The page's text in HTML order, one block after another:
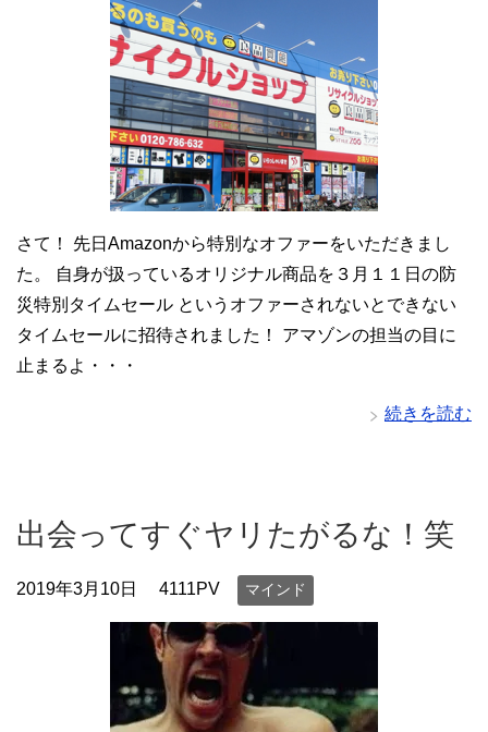
さて！ 先日Amazonから特別なオファーをいただきまし
た。 自身が扱っているオリジナル商品を３月１１日の防
災特別タイムセール というオファーされないとできない
タイムセールに招待されました！ アマゾンの担当の目に
止まるよ・・・
続きを読む
出会ってすぐヤリたがるな！笑
2019年3月10日 4111PV マインド